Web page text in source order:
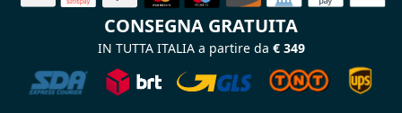
CONSEGNA GRATUITA
IN TUTTA ITALIA a partire da € 349